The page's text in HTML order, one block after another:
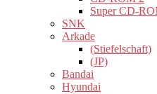
Super CD-
SNK
Arkade
(Stiefelschaft)
(JP)
Bandai
Hyundai